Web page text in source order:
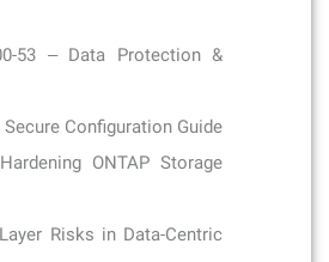
53 – Data Protection &
Secure Configuration Guide
ONTAP Storage
Risks in Data-Centric